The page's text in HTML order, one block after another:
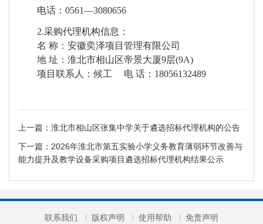
电话： 0561—3080656
2.采购代理机构信息：
名 称：安徽奕泽项目管理有限公司
地 址：淮北市相山区帝景大厦9层(9A)
项目联系人： 候工 电 话： 18056132489
上一篇： 淮北市相山区张集中学关于遴选招标代理机构的公告
下一篇： 2026年淮北市第五实验小学义务教育薄弱环节改善与
能力提升及教学设备采购项目遴选招标代理机构结果公示
联系我们 版权声明 使用帮助 免责声明